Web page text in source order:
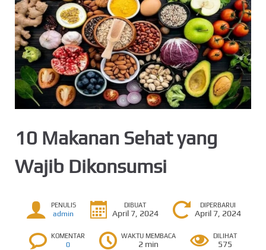
10 Makanan Sehat yang
Wajib Dikonsumsi
PENULIS
admin
DIBUAT
April 7, 2024
DIPERBARUI
April 7, 2024
KOMENTAR
0
WAKTU MEMBACA
2 min
DILIHAT
575